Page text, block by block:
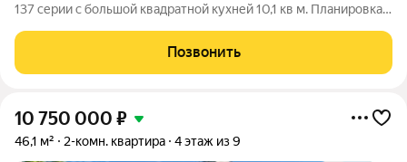
137 серии с большой квадратной кухней 10,1 кв м. Планировка
застеклённой лоджией, вторая - просторная гостиная 19,6 кв м.
Благодаря
Позвонить
10 750 000 ₽
46,1 м² 2-комн. квартира 4 этаж из 9